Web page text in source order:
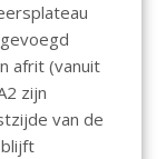
afrit (vanuit
zijn
van de